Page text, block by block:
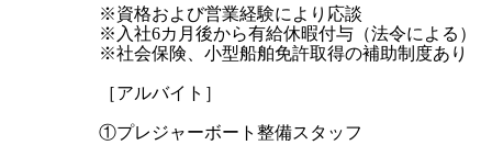
※資格および営業経験により応談
※入社6カ月後から有給休暇付与（法令による）
※社会保険、小型船舶免許取得の補助制度あり
［アルバイト］
①プレジャーボート整備スタッフ